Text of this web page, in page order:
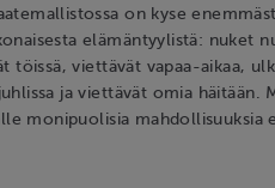
on kyse
elämäntyylistä: nuket
töissä, viettävät vapaa-aikaa,
ja viettävät omia häitään.
monipuolisia mahdollisuuksia